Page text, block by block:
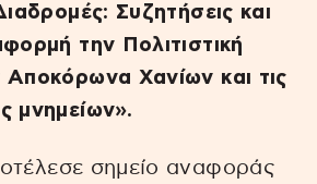
Συζητήσεις και
την Πολιτιστική
Χανίων και τις
μνημείων».
σημείο αναφοράς